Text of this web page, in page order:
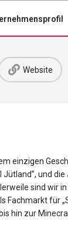
Website
einzigen
und
sind wir
Fachmarkt für
hin zur